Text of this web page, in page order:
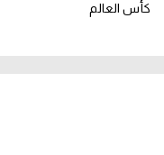
كأس العالم